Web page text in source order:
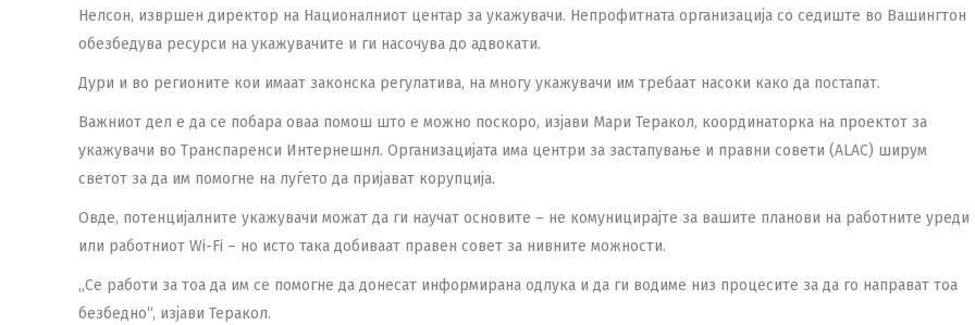
Нелсон, извршен директор на Националниот центар за укажувачи. Непрофитната организација со седиште во Вашингтон
обезбедува ресурси на укажувачите и ги насочува до адвокати.
Дури и во регионите кои имаат законска регулатива, на многу укажувачи им требаат насоки како да постапат.
Важниот дел е да се побара оваа помош што е можно поскоро, изјави Мари Теракол, координаторка на проектот за
укажувачи во Транспаренси Интернешнл. Организацијата има центри за застапување и правни совети (ALAC) ширум
светот за да им помогне на луѓето да пријават корупција.
Овде, потенцијалните укажувачи можат да ги научат основите – не комуницирајте за вашите планови на работните уреди
или работниот Wi-Fi – но исто така добиваат правен совет за нивните можности.
„Се работи за тоа да им се помогне да донесат информирана одлука и да ги водиме низ процесите за да го направат тоа
безбедно“, изјави Теракол.